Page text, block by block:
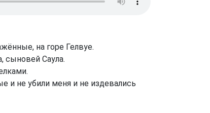
на горе Гелвуе.
сыновей Саула.
и не убили меня и не издевались